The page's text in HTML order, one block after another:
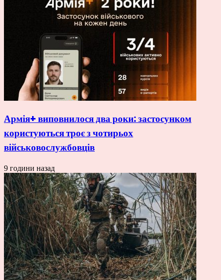
Армія+ виповнилося два роки: застосунком
користуються троє з чотирьох
військовослужбовців
9 години назад